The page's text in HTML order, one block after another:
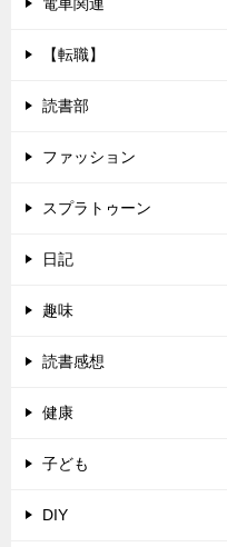
【転職】
読書部
ファッション
スプラトゥーン
日記
趣味
読書感想
健康
子ども
DIY